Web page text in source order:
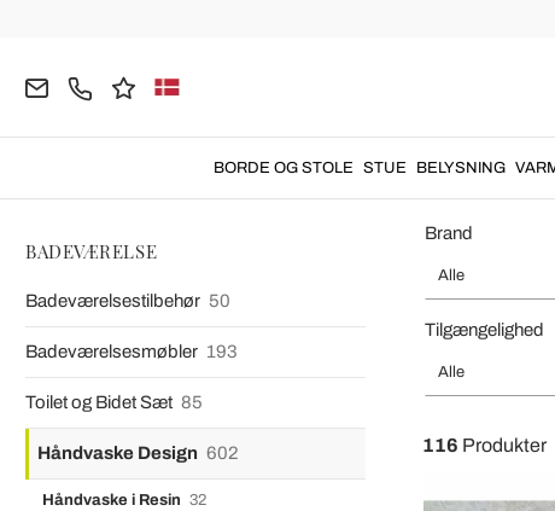
BORDE OG STOLE STUE BELYSNING
Sten
BADEVÆRELSE
Badeværelsestilbehør 50
Badeværelsesmøbler 193
Toilet og Bidet Sæt 85
Håndvaske Design 602
Håndvaske i Resin 32
Brand
Alle
Tilgængelighed
Alle
116 Produkter